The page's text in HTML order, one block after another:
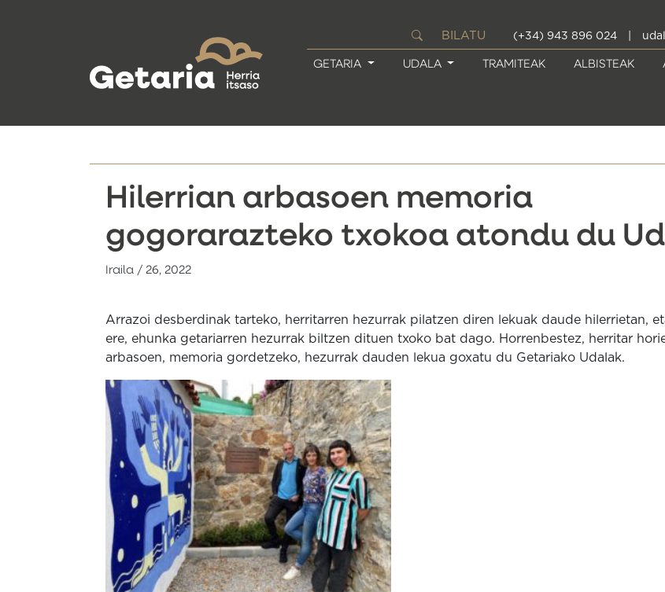
BILATU (+34) 943 896 024
GETARIA UDALA TRAMITEAK ALBISTEAK
Hilerrian arbasoen memoria
gogorarazteko txokoa atondu du
Iraila / 26, 2022
Arrazoi desberdinak tarteko, herritarren hezurrak pilatzen diren lekuak daude hilerrietan,
ere, ehunka getariarren hezurrak biltzen dituen txoko bat dago. Horrenbestez, herritar
arbasoen, memoria gordetzeko, hezurrak dauden lekua goxatu du Getariako Udalak.